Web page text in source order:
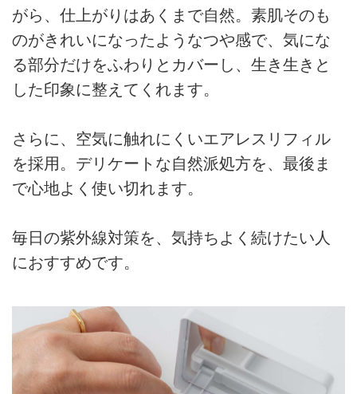
がら、仕上がりはあくまで自然。素肌そのも
のがきれいになったようなつや感で、気にな
る部分だけをふわりとカバーし、生き生きと
した印象に整えてくれます。
さらに、空気に触れにくいエアレスリフィル
を採用。デリケートな自然派処方を、最後ま
で心地よく使い切れます。
毎日の紫外線対策を、気持ちよく続けたい人
におすすめです。